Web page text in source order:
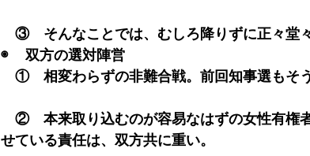
③　そんなことでは、むしろ降りずに正々堂々
◉ 　双方の選対陣営
①　相変わらずの非難合戦。前回知事選もそ
②　本来取り込むのが容易なはずの女性有権
せている責任は、双方共に重い。